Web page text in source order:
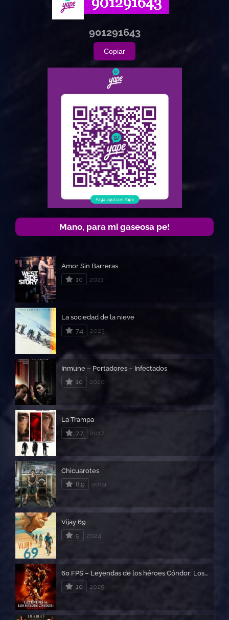
901291643
Copiar
Mano, para mi gaseosa pe!
Amor Sin Barreras
10
2021
La sociedad de la nieve
7.4
2023
Inmune – Portadores – Infectados
10
2020
La Trampa
7.7
2017
Chicuarotes
8.9
2019
Vijay 69
9
2024
60 FPS – Leyendas de los héroes Cóndor: Los valientes
10
2025